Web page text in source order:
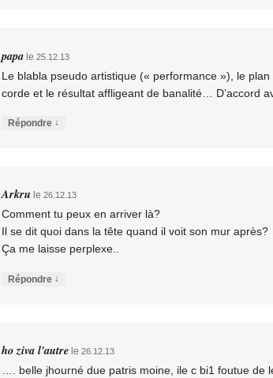
papale 25.12.13
Le blabla pseudo artistique (« performance »), le plan
corde et le résultat affligeant de banalité… D’accord
Répondre ↓
Arkru le 26.12.13
Comment tu peux en arriver là?
Il se dit quoi dans la tête quand il voit son mur après?
Ça me laisse perplexe..
Répondre ↓
ho ziva l'autrele 26.12.13
…. belle jhourné due patris moine, ile c bi1 foutue